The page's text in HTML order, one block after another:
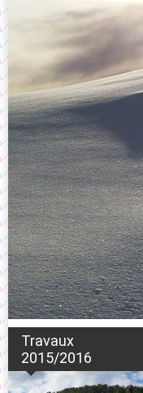
Travaux
2015/2016